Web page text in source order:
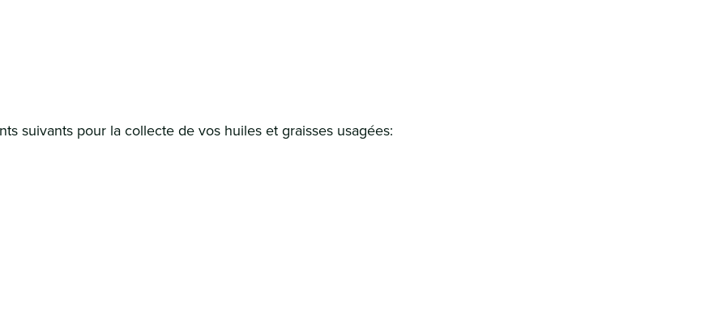
suivants pour la collecte de vos huiles et graisses usagées: